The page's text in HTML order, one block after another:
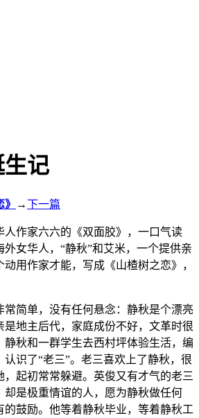
生记
→下一篇
人作家六六的《双面胶》，一口气读
女华人，“静秋”和艾米，一个提供亲
用作家才能，写成《山楂树之恋》，
常简单，没有任何悬念：静秋是个漂亮
是地主后代，家庭成份不好，文革时很
静秋和一群学生去西村坪体验生活，编
识了“老三”。老三喜欢上了静秋，很
起初常常躲避。英俊又有才气的老三
却是极重情谊的人，愿为静秋做任何
的鼓励。他等着静秋毕业，等着静秋工